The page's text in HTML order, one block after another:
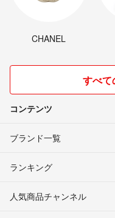
CHANEL
すべて
コンテンツ
ブランド一覧
ランキング
人気商品チャンネル